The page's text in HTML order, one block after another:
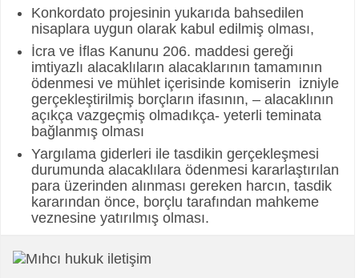
Konkordato projesinin yukarıda bahsedilen
nisaplara uygun olarak kabul edilmiş olması,
İcra ve İflas Kanunu 206. maddesi gereği
imtiyazlı alacaklıların alacaklarının tamamının
ödenmesi ve mühlet içerisinde komiserin izniyle
gerçekleştirilmiş borçların ifasının, – alacaklının
açıkça vazgeçmiş olmadıkça- yeterli teminata
bağlanmış olması
Yargılama giderleri ile tasdikin gerçekleşmesi
durumunda alacaklılara ödenmesi kararlaştırılan
para üzerinden alınması gereken harcın, tasdik
kararından önce, borçlu tarafından mahkeme
veznesine yatırılmış olması.